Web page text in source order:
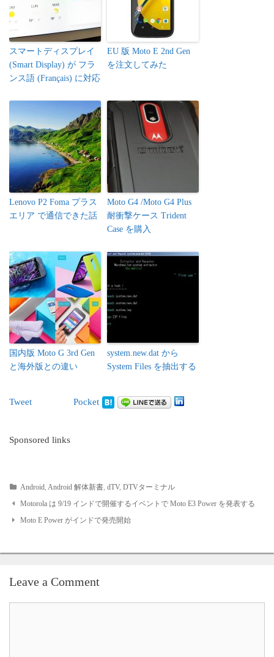
スマートディスプレイ
(Smart Display) が フラ
ンス語 (Français) に対応
EU 版 Moto E 2nd Gen
を注文してみた
Lenovo P2 Foma プラス
エリア で通信できた話
Moto G4 /Moto G4 Plus
耐衝撃ケース Trident
Case を購入
国内版 Moto G 3rd Gen
と海外版との違い
system.new.dat から
System Files を抽出する
Tweet Pocket
Sponsored links
Android Android 解体新書 dTV, DTVターミナル
Post
Motorola は 9/19 インドで開催するイベントで Moto E3 Power を発表する
Moto E Power がインドで発売開始
Leave a Comment